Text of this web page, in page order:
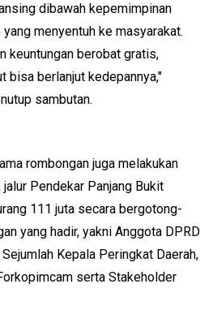
dibawah kepemimpinan
menyentuh ke masyarakat.
keuntungan berobat gratis,
bisa berlanjut kedepannya,"
sambutan.
rombongan juga melakukan
Pendekar Panjang Bukit
111 juta secara bergotong-
yang hadir, yakni Anggota DPRD
Kepala Peringkat Daerah,
serta Stakeholder